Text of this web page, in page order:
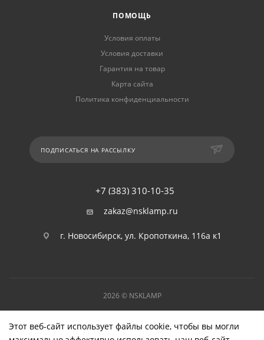
ПОМОЩЬ
Условия оплаты
Условия доставки
Гарантия на товар
Карта сайта
Политика конфиденциальности
ПОДПИСАТЬСЯ НА РАССЫЛКУ
+7 (383) 310-10-35
zakaz@nsklamp.ru
г. Новосибирск, ул. Кропоткина, 116а к1
2026 © NSKLAMP
Этот веб-сайт использует файлы cookie, чтобы вы могли